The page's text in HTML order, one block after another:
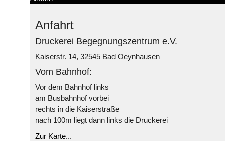
Anfahrt
Druckerei Begegnungszentrum e.V.
Kaiserstr. 14, 32545 Bad Oeynhausen
Vom Bahnhof:
Vor dem Bahnhof links
am Busbahnhof vorbei
rechts in die Kaiserstraße
nach 100m liegt dann links die Druckerei
Zur Karte...